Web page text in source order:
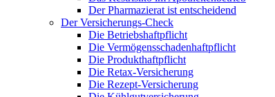
Der Pharmazierat ist entscheidend
Der Versicherungs-Check
Die Betriebshaftpflicht
Die Vermögensschadenhaftpflicht
Die Produkthaftpflicht
Die Retax-Versicherung
Die Rezept-Versicherung